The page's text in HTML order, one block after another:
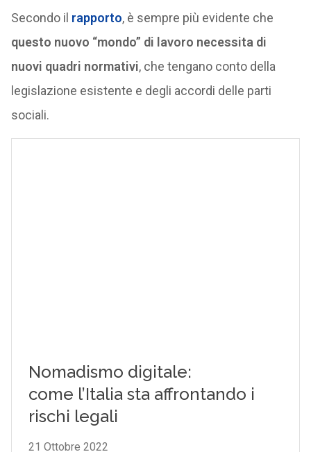
Secondo il rapporto, è sempre più evidente che
questo nuovo “mondo” di lavoro necessita di
nuovi quadri normativi, che tengano conto della
legislazione esistente e degli accordi delle parti
sociali.